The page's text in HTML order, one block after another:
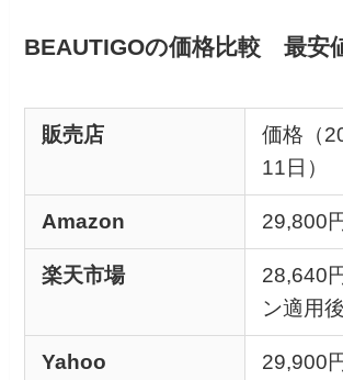
BEAUTIGOの価格比較 最安
販売店
価格（
11日）
Amazon 29,800
楽天市場
28,640
ン適用後
Yahoo 29,900